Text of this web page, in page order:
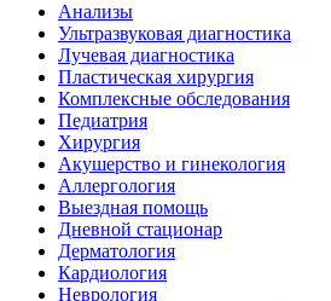
Анализы
Ультразвуковая диагностика
Лучевая диагностика
Пластическая хирургия
Комплексные обследования
Педиатрия
Хирургия
Акушерство и гинекология
Аллергология
Выездная помощь
Дневной стационар
Дерматология
Кардиология
Неврология